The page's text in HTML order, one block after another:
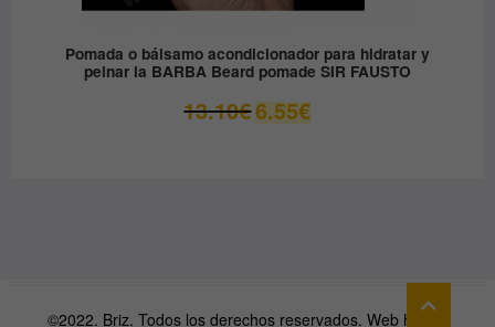
Pomada o bálsamo acondicionador para hidratar y
peinar la BARBA Beard pomade SIR FAUSTO
13.10€El
precio
6.55€El
precio
©2022. Briz. Todos los derechos reservados. Web hecha